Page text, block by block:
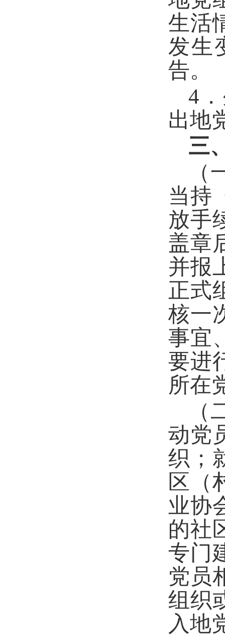
生活
发生
告。
4
出地
三
当持
放手
盖章
并报
正式
核一
事宜
要进
所在
动党
织；
区（
业协
的社
专门
党员
组织
入地